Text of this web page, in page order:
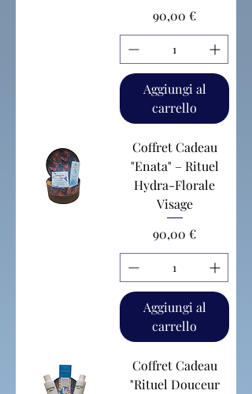
Prezzo
90,00 €
Aggiungi al
carrello
Coffret Cadeau
"Enata" – Rituel
Hydra-Florale
Visage
Prezzo
90,00 €
Aggiungi al
carrello
Coffret Cadeau
"Rituel Douceur